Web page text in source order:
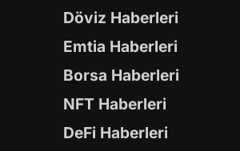
Döviz Haberleri
Emtia Haberleri
Borsa Haberleri
NFT Haberleri
DeFi Haberleri